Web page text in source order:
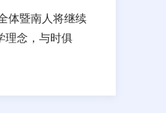
体暨南人将继续
理念，与时俱